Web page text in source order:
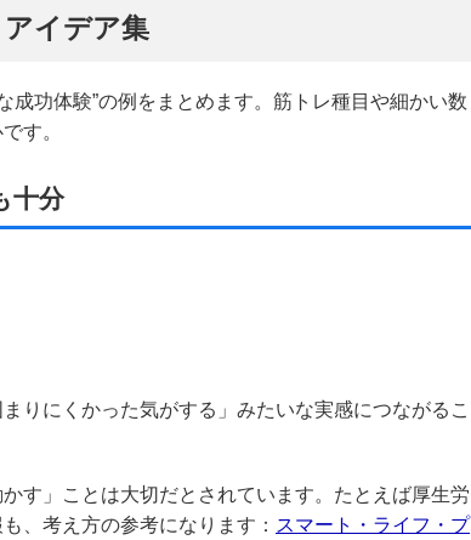
イデア集
成功体験”の例をまとめます。筋トレ種目や細かい数
す。
十分
りにくかった気がする」みたいな実感につながるこ
す」ことは大切だとされています。たとえば厚生労
、考え方の参考になります： スマート・ライフ・プ